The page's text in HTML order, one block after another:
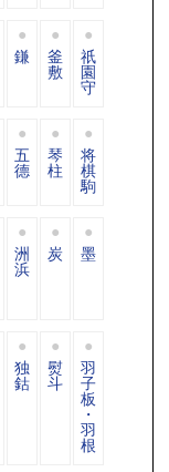
鎌 釜
敷
祇
園
守
五
德
琴
柱
将
棋
駒
洲
浜
炭 墨
独
鈷
熨
斗
羽
子
板
・
羽
根